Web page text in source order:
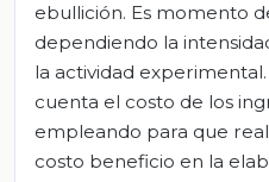
ebullición. Es momento
dependiendo la
la actividad
cuenta el costo de los
empleando para que
costo beneficio en la